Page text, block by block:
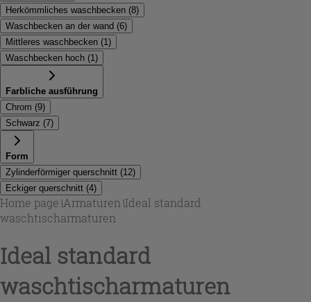
Herkömmliches waschbecken (8)
Waschbecken an der wand (6)
Mittleres waschbecken (1)
Waschbecken hoch (1)
Farbliche ausführung
Chrom (9)
Schwarz (7)
Form
Zylinderförmiger querschnitt (12)
Eckiger querschnitt (4)
Home page\Armaturen \Ideal standard
waschtischarmaturen
Ideal standard
waschtischarmaturen